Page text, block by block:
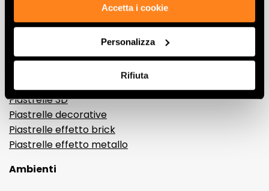
Accetta i cookie
Personalizza
Rifiuta
Gres porcellanato effetto marmo
Gres porcellanato effetto legno
Gres porcellanato effetto pietra
Piastrelle 3D
Piastrelle decorative
Piastrelle effetto brick
Piastrelle effetto metallo
Ambienti